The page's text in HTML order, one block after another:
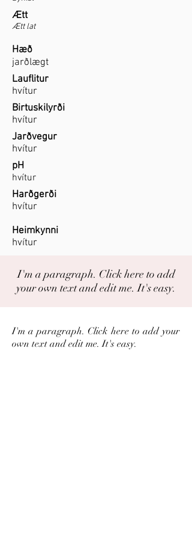
Ætt
Ætt lat
Hæð
jarðlægt
Lauflitur
hvítur
Birtuskilyrði
hvítur
Jarðvegur
hvítur
pH
hvítur
Harðgerði
hvítur
Heimkynni
hvítur
I'm a paragraph. Click here to add
your own text and edit me. It's easy.
I'm a paragraph. Click here to add your
own text and edit me. It's easy.